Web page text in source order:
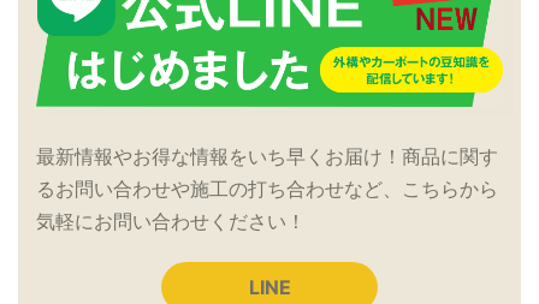
最新情報やお得な情報をいち早くお届け！商品に関す
るお問い合わせや施工の打ち合わせなど、こちらから
気軽にお問い合わせください！
LINE